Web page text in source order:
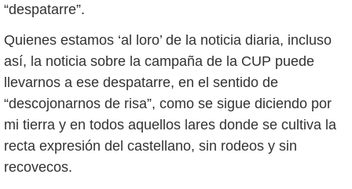
“despatarre”.
Quienes estamos ‘al loro’ de la noticia diaria, incluso
así, la noticia sobre la campaña de la CUP puede
llevarnos a ese despatarre, en el sentido de
“descojonarnos de risa”, como se sigue diciendo por
mi tierra y en todos aquellos lares donde se cultiva la
recta expresión del castellano, sin rodeos y sin
recovecos.